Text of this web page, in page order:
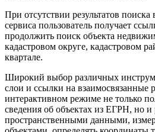
При отсутствии результатов
сервиса пользователь получает
продолжить поиск объекта
кадастровом округе, кадастровом
квартале.
Широкий выбор различных
слои и ссылки на взаимосвязанные
интерактивном режиме не только
сведения об объектах из ЕГРН, но и
пространственными данными,